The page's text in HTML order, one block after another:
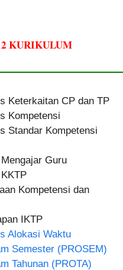
KURIKULUM
Keterkaitan CP dan TP
Kompetensi
Standar Kompetensi
Guru
Kompetensi dan
IKTP
Alokasi Waktu
Semester (PROSEM)
Tahunan (PROTA)